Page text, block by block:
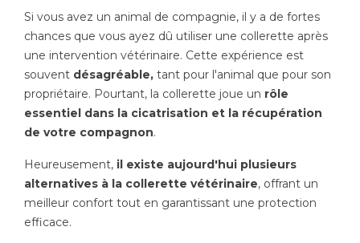
Si vous avez un animal de compagnie, il y a de fortes
chances que vous ayez dû utiliser une collerette après
une intervention vétérinaire. Cette expérience est
souvent désagréable, tant pour l'animal que pour son
propriétaire. Pourtant, la collerette joue un rôle
essentiel dans la cicatrisation et la récupération
de votre compagnon.
Heureusement, il existe aujourd'hui plusieurs
alternatives à la collerette vétérinaire, offrant un
meilleur confort tout en garantissant une protection
efficace.
Poids de jambe